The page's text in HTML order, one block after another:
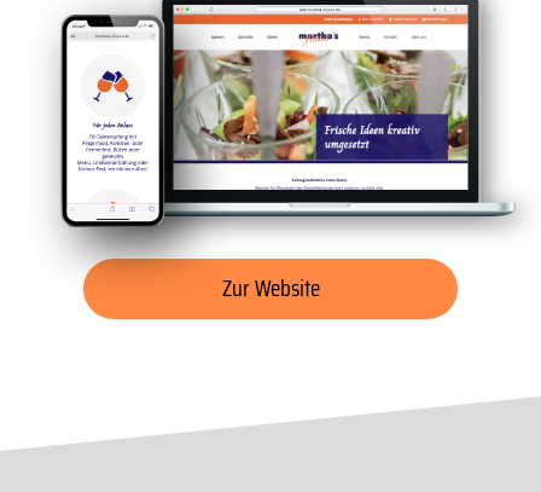
marthas-finest.de
15:42
www.marthas-finest.de
Zur Website